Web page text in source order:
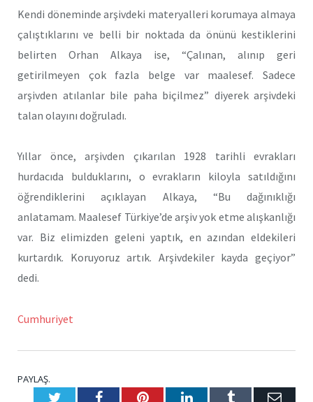
Kendi döneminde arşivdeki materyalleri korumaya almaya
çalıştıklarını ve belli bir noktada da önünü kestiklerini
belirten Orhan Alkaya ise, “Çalınan, alınıp geri
getirilmeyen çok fazla belge var maalesef. Sadece
arşivden atılanlar bile paha biçilmez” diyerek arşivdeki
talan olayını doğruladı.
Yıllar önce, arşivden çıkarılan 1928 tarihli evrakları
hurdacıda bulduklarını, o evrakların kiloyla satıldığını
öğrendiklerini açıklayan Alkaya, “Bu dağınıklığı
anlatamam. Maalesef Türkiye’de arşiv yok etme alışkanlığı
var. Biz elimizden geleni yaptık, en azından eldekileri
kurtardık. Koruyoruz artık. Arşivdekiler kayda geçiyor”
dedi.
Cumhuriyet
PAYLAŞ.
TwitterFacebookPinterestLinkedInTumblr E-